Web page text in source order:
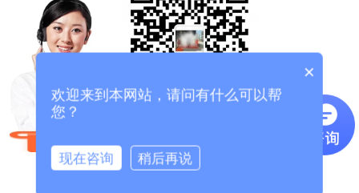
×
欢迎来到本网站，请问有什么可以帮
您？
现在咨询 稍后再说